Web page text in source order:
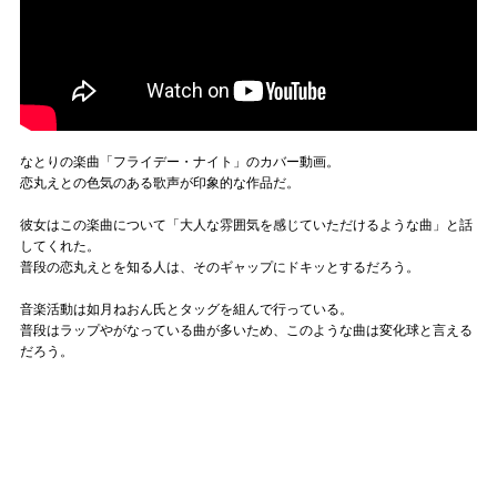
なとりの楽曲「フライデー・ナイト」のカバー動画。
恋丸えとの色気のある歌声が印象的な作品だ。
彼女はこの楽曲について「大人な雰囲気を感じていただけるような曲」と話
してくれた。
普段の恋丸えとを知る人は、そのギャップにドキッとするだろう。
音楽活動は如月ねおん氏とタッグを組んで行っている。
普段はラップやがなっている曲が多いため、このような曲は変化球と言える
だろう。